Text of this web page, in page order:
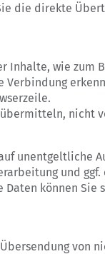
die direkte
Inhalte, wie zum
Verbindung
übermitteln, nicht
unentgeltliche
und
Daten können
von